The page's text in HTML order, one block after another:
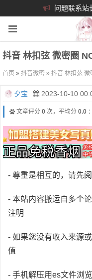
问题联系站
抖音 林扣弦 微密圈
首页 » 抖音微密 » 抖音 林扣弦 微
夕宝 2023-10-10
文章评分 0 次，平均分 0.0 ：
- 尊重是相互的，请先
- 本站内容搬运自多个
注明
- 如果您没有收入来源
值
- 手机解压用es文件浏